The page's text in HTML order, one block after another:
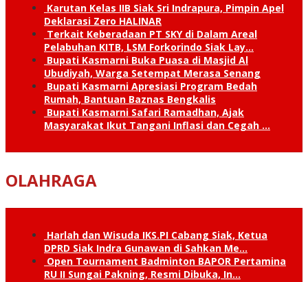
Karutan Kelas IIB Siak Sri Indrapura, Pimpin Apel
Deklarasi Zero HALINAR
Terkait Keberadaan PT SKY di Dalam Areal
Pelabuhan KITB, LSM Forkorindo Siak Lay…
Bupati Kasmarni Buka Puasa di Masjid Al
Ubudiyah, Warga Setempat Merasa Senang
Bupati Kasmarni Apresiasi Program Bedah
Rumah, Bantuan Baznas Bengkalis
Bupati Kasmarni Safari Ramadhan, Ajak
Masyarakat Ikut Tangani Inflasi dan Cegah …
OLAHRAGA
Harlah dan Wisuda IKS.PI Cabang Siak, Ketua
DPRD Siak Indra Gunawan di Sahkan Me…
Open Tournament Badminton BAPOR Pertamina
RU II Sungai Pakning, Resmi Dibuka, In…